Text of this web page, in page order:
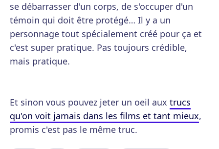
se débarrasser d'un corps, de s'occuper d'un
témoin qui doit être protégé… Il y a un
personnage tout spécialement créé pour ça et
c'est super pratique. Pas toujours crédible,
mais pratique.
Et sinon vous pouvez jeter un oeil aux trucs
qu'on voit jamais dans les films et tant mieux,
promis c'est pas le même truc.